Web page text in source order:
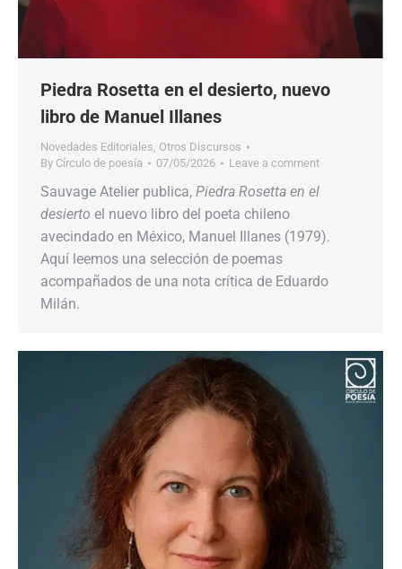
Piedra Rosetta en el desierto, nuevo
libro de Manuel Illanes
Novedades Editoriales, Otros Discursos
By Círculo de poesía 07/05/2026 Leave a comment
Sauvage Atelier publica, Piedra Rosetta en el
desierto el nuevo libro del poeta chileno
avecindado en México, Manuel Illanes (1979).
Aquí leemos una selección de poemas
acompañados de una nota crítica de Eduardo
Milán.